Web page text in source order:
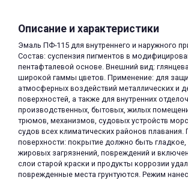
Описание и характеристики
Эмаль ПФ-115 для внутреннего и наружного
Состав: суспензия пигментов в
пентафталевой основе. Внешний вид:
широкой гаммы цветов. Применение: для
атмосферных воздействий металлических и
поверхностей, а также для внутренних
производственных, бытовых, жилых
трюмов, механизмов, судовых устройств
судов всех климатических районов плавания.
поверхности: покрытие должно быть гладкое,
жировых загрязнений, повреждений и
слои старой краски и продукты коррозии
поврежденные места грунтуются. Режим
раз в